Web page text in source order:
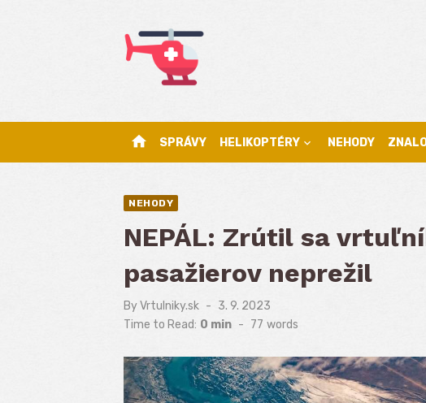
home SPRÁVY HELIKOPTÉRY NEHODY
NEHODY
NEPÁL: Zrútil sa
pasažierov neprežil
ByVrtulniky.sk
Posted
on
3. 9. 2023
Time to Read: 0 min - 77 words